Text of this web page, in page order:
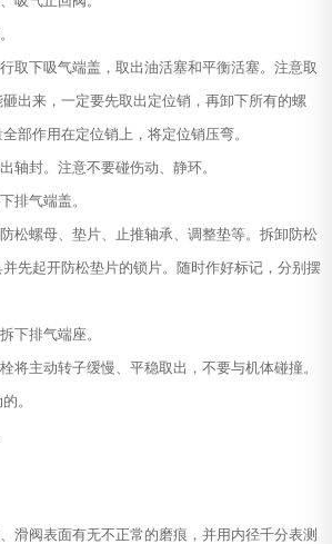
取下吸气端盖，取出油活塞和平衡活塞。注意取
出来，一定要先取出定位销，再卸下所有的螺
部作用在定位销上，将定位销压弯。
轴封。注意不要碰伤动、静环。
排气端盖。
松螺母、垫片、止推轴承、调整垫等。拆卸防松
先起开防松垫片的锁片。随时作好标记，分别摆
下排气端座。
将主动转子缓慢、平稳取出，不要与机体碰撞。
。
滑阀表面有无不正常的磨痕，并用内径千分表测